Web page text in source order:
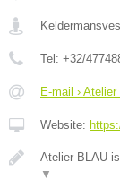
Tel: +32/
E-mail ›
Website:
Atelier BLAU
▼